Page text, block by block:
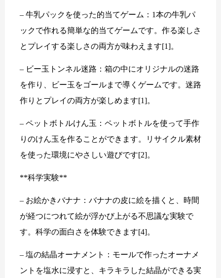
– 牛乳パックを使った的当てゲーム：1本の牛乳パ
ックで作れる簡単な的当てゲームです。作る楽しさ
とプレイする楽しさの両方が味わえます[1]。
– ビー玉トンネル迷路：箱の中にオリジナルの迷路
を作り、ビー玉をゴールまで導くゲームです。迷路
作りとプレイの両方が楽しめます[1]。
– ペットボトルけん玉：ペットボトルを使って手作
りのけん玉を作ることができます。リサイクル素材
を使った環境にやさしい遊びです[2]。
**科学実験**
– お絵かきバナナ：バナナの皮に絵を描くと、時間
が経つにつれて絵が浮かび上がる不思議な実験で
す。科学の面白さを体験できます[4]。
– 塩の結晶オーナメント：モールで作ったオーナメ
ントを塩水に浸すと、キラキラした結晶ができる実